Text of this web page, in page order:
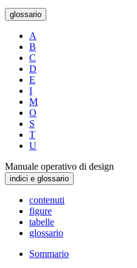
glossario
A
B
C
D
E
I
M
O
S
T
U
Manuale operativo di design
indici e glossario
contenuti
figure
tabelle
glossario
Sommario